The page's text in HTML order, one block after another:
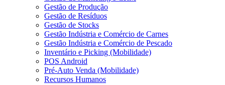
Gestão de Produção
Gestão de Resíduos
Gestão de Stocks
Gestão Indústria e Comércio de Carnes
Gestão Indústria e Comércio de Pescado
Inventário e Picking (Mobilidade)
POS Android
Pré-Auto Venda (Mobilidade)
Recursos Humanos